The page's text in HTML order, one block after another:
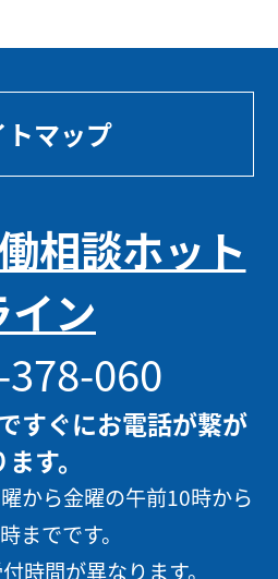
トマップ
相談ホット
イン
060
すぐにお電話が繋が
ます。
から金曜の午前10時から
までです。
時間が異なります。